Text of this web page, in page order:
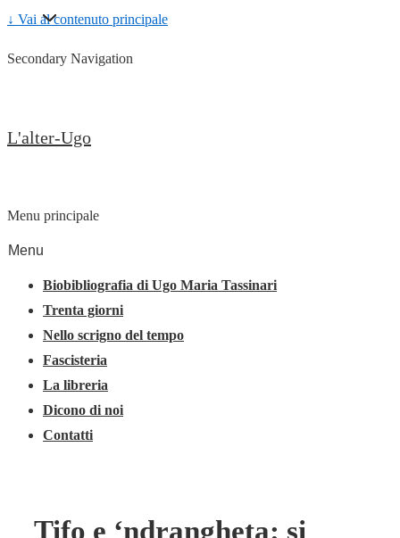
↓ Vai al contenuto principale
Secondary Navigation
L'alter-Ugo
Menu principale
Menu
Biobibliografia di Ugo Maria Tassinari
Trenta giorni
Nello scrigno del tempo
Fascisteria
La libreria
Dicono di noi
Contatti
Tifo e ‘ndrangheta: si